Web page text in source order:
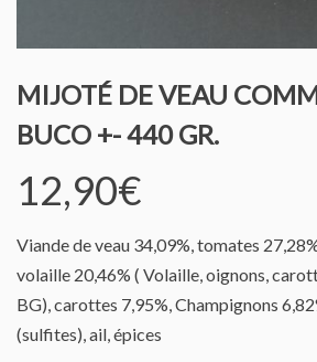
MIJOTÉ DE VEAU
BUCO +- 440 GR.
12,90€
Viande de veau 34,09%, tomates
volaille 20,46% ( Volaille, oignons,
BG), carottes 7,95%, Champignons
(sulfites), ail, épices